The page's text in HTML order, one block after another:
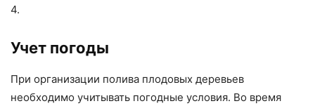
4.
Учет погоды
При организации полива плодовых деревьев
необходимо учитывать погодные условия. Во время